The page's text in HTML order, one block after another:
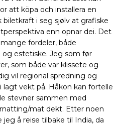
att köpa och installera en
i seg sjølv at grafiske
enn opnar dei. Det
fordeler, både
estetiske. Jeg som før
som både var klissete og
vil regional spredning og
vekt på. Håkon kan fortelle
stevner sammen med
mat dekt. Etter noen
å reise tilbake til India, da